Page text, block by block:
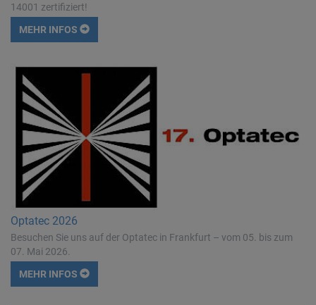
14001 zertifiziert!
MEHR INFOS
Optatec 2026
Besuchen Sie uns auf der Optatec in Frankfurt – vom 05. bis zum
07. Mai 2026.
MEHR INFOS